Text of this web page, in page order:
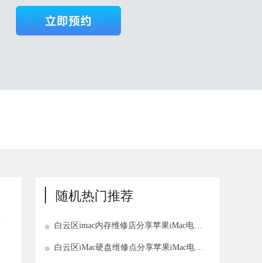
随机热门推荐
白云区imac内存维修店分享苹果iMac电脑
白云区iMac硬盘维修点分享苹果iMac电脑